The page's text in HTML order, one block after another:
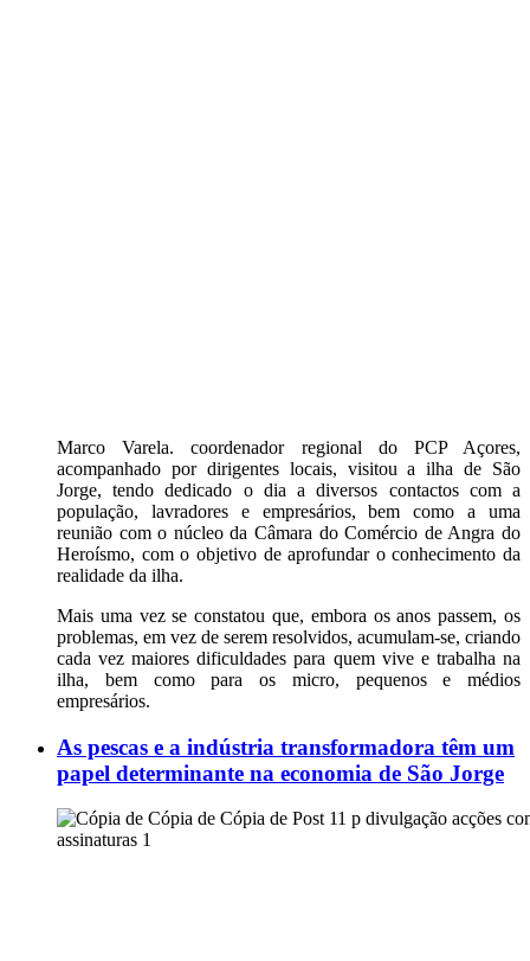
Marco Varela. coordenador regional do PCP Açores,
acompanhado por dirigentes locais, visitou a ilha de São
Jorge, tendo dedicado o dia a diversos contactos com a
população, lavradores e empresários, bem como a uma
reunião com o núcleo da Câmara do Comércio de Angra do
Heroísmo, com o objetivo de aprofundar o conhecimento da
realidade da ilha.
Mais uma vez se constatou que, embora os anos passem, os
problemas, em vez de serem resolvidos, acumulam-se, criando
cada vez maiores dificuldades para quem vive e trabalha na
ilha, bem como para os micro, pequenos e médios
empresários.
As pescas e a indústria transformadora têm um
papel determinante na economia de São Jorge